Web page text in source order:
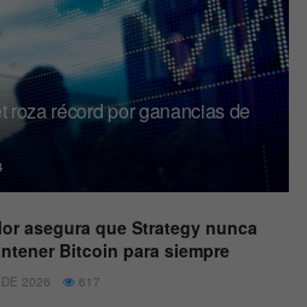
roza récord por ganancias de
asegura que Strategy nunca
Bitcoin para siempre
2026 617